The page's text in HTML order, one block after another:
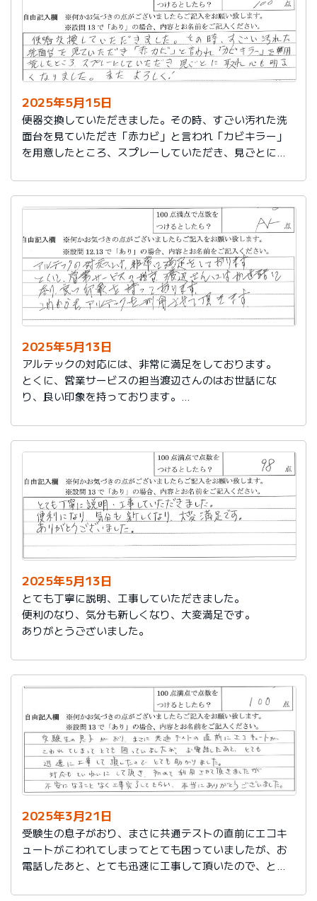
2025年5月15日
便器交換していただきました。その時、すごい汚れた洗
面台を見ていただき「赤カビ」と言われ「カビキラー」
を用意したところ、スプレーしていただき、見ごとに取
2025年5月13日
アルテックの対応には、非常に満足をしております。
とくに、営業サービスの担当渡辺さんのはお世話にな
り、良い印象を持っております。
2025年5月13日
とても丁寧に説明、工事していただきました。
便利のなり、気分も新しくなり、大変満足です。
ありがとうございました。
2025年3月21日
受験生の息子がおり、まさに共通テストの直前にエコキ
ュートがこわれてしまってとても困っていましたが、お
電話したあと、とても迅速に工事して頂いたので、とて